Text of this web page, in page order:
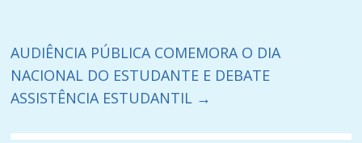
AUDIÊNCIA PÚBLICA COMEMORA O DIA
NACIONAL DO ESTUDANTE E DEBATE
ASSISTÊNCIA ESTUDANTIL →